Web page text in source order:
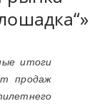
итоги
продаж